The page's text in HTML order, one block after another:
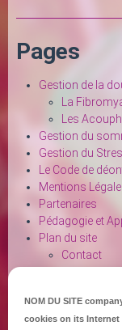
Pages
Gestion de la
La
Les
Gestion du
Gestion du
Le Code de
Mentions
Partenaires
Pédagogie et
Plan du site
Contact
Portrait
Pour qui ?
NOM DU SITE
cookies on its